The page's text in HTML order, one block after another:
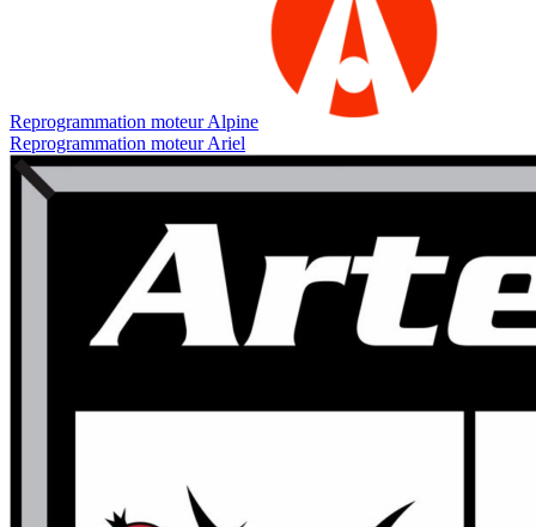
Reprogrammation moteurAlpine
Reprogrammation moteurAriel